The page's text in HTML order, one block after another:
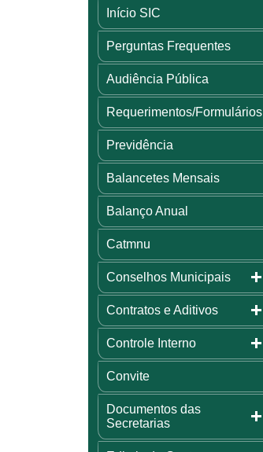
Início SIC
Perguntas Frequentes
Audiência Pública
Requerimentos/Formulários
Previdência
Balancetes Mensais
Balanço Anual
Catmnu
Conselhos Municipais
Contratos e Aditivos
Controle Interno
Convite
Documentos das
Secretarias